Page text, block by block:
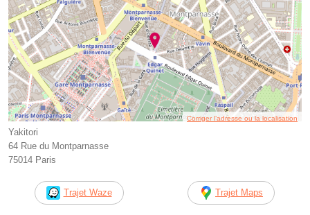
Corriger l’adresse ou la localisation
Yakitori
64 Rue du Montparnasse
75014 Paris
Trajet Waze Trajet Maps